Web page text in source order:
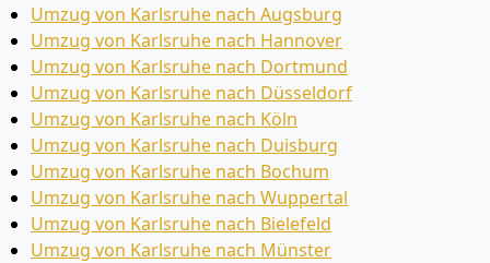
Umzug von Karlsruhe nach Augsburg
Umzug von Karlsruhe nach Hannover
Umzug von Karlsruhe nach Dortmund
Umzug von Karlsruhe nach Düsseldorf
Umzug von Karlsruhe nach Köln
Umzug von Karlsruhe nach Duisburg
Umzug von Karlsruhe nach Bochum
Umzug von Karlsruhe nach Wuppertal
Umzug von Karlsruhe nach Bielefeld
Umzug von Karlsruhe nach Münster